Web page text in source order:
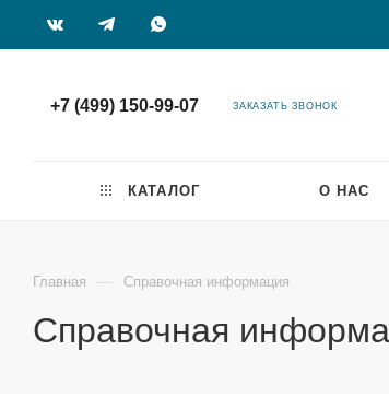
+7 (499) 150-99-07 ЗАКАЗАТЬ ЗВОНОК
КАТАЛОГ О НАС
Главная — Справочная информация
Справочная